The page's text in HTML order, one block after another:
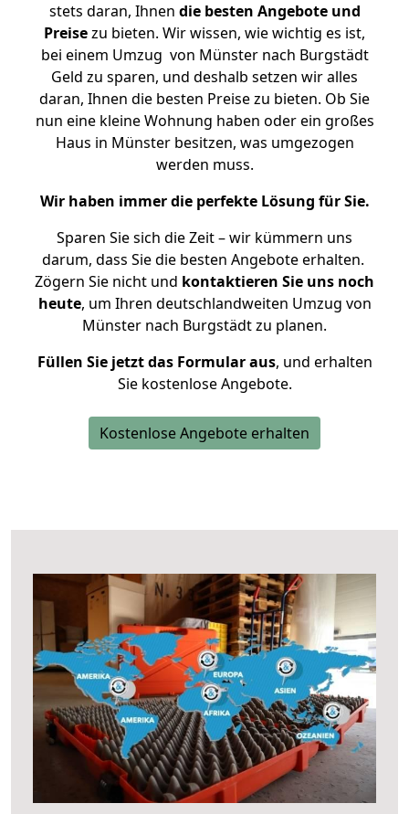
stets daran, Ihnen die besten Angebote und
Preisezu bieten. Wir wissen, wie wichtig es ist,
bei einem Umzug von Münster nach Burgstädt
Geld zu sparen, und deshalb setzen wir alles
daran, Ihnen die besten Preise zu bieten. Ob Sie
nun eine kleine Wohnung haben oder ein großes
Haus in Münster besitzen, was umgezogen
werden muss.
Wir haben immer die perfekte Lösung für Sie.
Sparen Sie sich die Zeit – wir kümmern uns
darum, dass Sie die besten Angebote erhalten.
Zögern Sie nicht und kontaktieren Sie uns noch
heute, um Ihren deutschlandweiten Umzug von
Münster nach Burgstädt zu planen.
Füllen Sie jetzt das Formular aus, und erhalten
Sie kostenlose Angebote.
Kostenlose Angebote erhalten